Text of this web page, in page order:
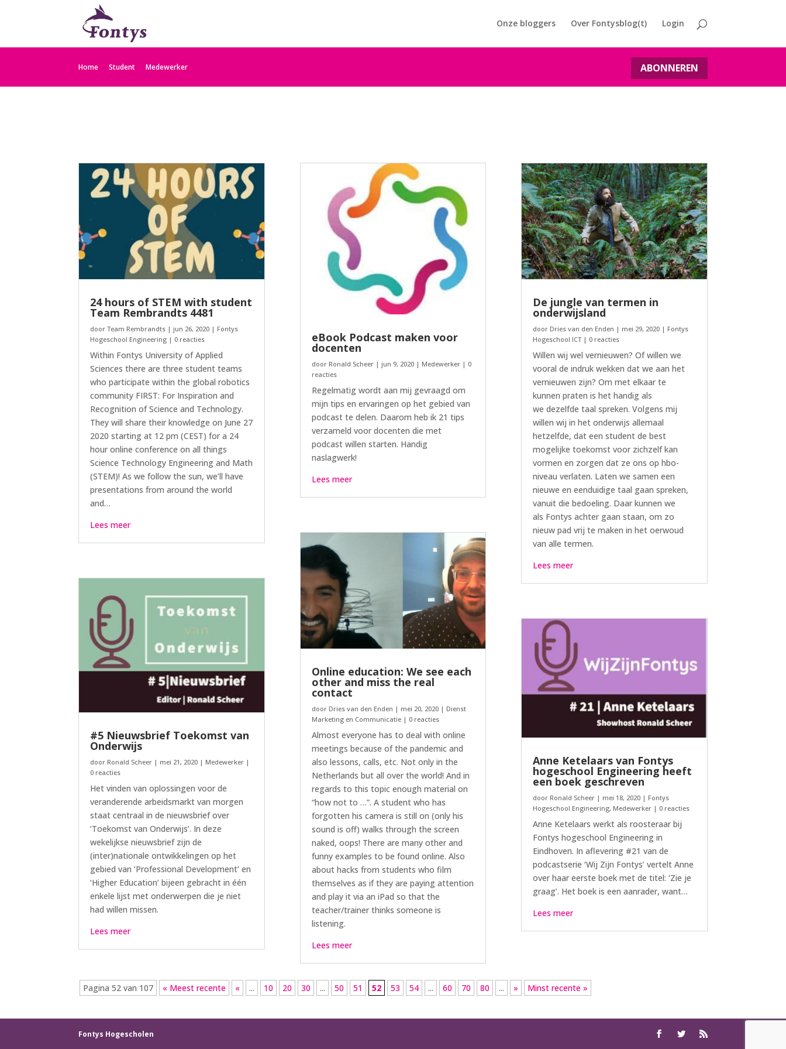
Home Student Medewerker
Onze bloggers Over Fontysblog(t) Login
ABONNEREN
24 hours of STEM with student
Team Rembrandts 4481
doorTeam Rembrandts | jun 26, 2020 | Fontys
Hogeschool Engineering | 0 reacties
Within Fontys University of Applied
Sciences there are three student teams
who participate within the global robotics
community FIRST: For Inspiration and
Recognition of Science and Technology.
They will share their knowledge on June 27
2020 starting at 12 pm (CEST) for a 24
hour online conference on all things
Science Technology Engineering and Math
(STEM)! As we follow the sun, we’ll have
presentations from around the world
and…
Lees meer
#5 Nieuwsbrief Toekomst van
Onderwijs
door Ronald Scheer | mei 21, 2020 | Medewerker |
0 reacties
Het vinden van oplossingen voor de
veranderende arbeidsmarkt van morgen
staat centraal in de nieuwsbrief over
‘Toekomst van Onderwijs’. In deze
wekelijkse nieuwsbrief zijn de
(inter)nationale ontwikkelingen op het
gebied van ‘Professional Development’ en
‘Higher Education’ bijeen gebracht in één
enkele lijst met onderwerpen die je niet
had willen missen.
Lees meer
eBook Podcast maken voor
docenten
door Ronald Scheer| jun 9, 2020| Medewerker| 0
reacties
Regelmatig wordt aan mij gevraagd om
mijn tips en ervaringen op het gebied van
podcast te delen. Daarom heb ik 21 tips
verzameld voor docenten die met
podcast willen starten. Handig
naslagwerk!
Lees meer
Online education: We see each
other and miss the real
contact
door Dries van den Enden | mei 20, 2020| Dienst
Marketing en Communicatie| 0 reacties
Almost everyone has to deal with online
meetings because of the pandemic and
also lessons, calls, etc. Not only in the
Netherlands but all over the world! And in
regards to this topic enough material on
“how not to …”. A student who has
forgotten his camera is still on (only his
sound is off) walks through the screen
naked, oops! There are many other and
funny examples to be found online. Also
about hacks from students who film
themselves as if they are paying attention
and play it via an iPad so that the
teacher/trainer thinks someone is
listening.
Lees meer
De jungle van termen in
onderwijsland
door Dries van den Enden | mei 29, 2020| Fontys
Hogeschool ICT| 0 reacties
Willen wij wel vernieuwen? Of willen we
vooral de indruk wekken dat we aan het
vernieuwen zijn? Om met elkaar te
kunnen praten is het handig als
we dezelfde taal spreken. Volgens mij
willen wij in het onderwijs allemaal
hetzelfde, dat een student de best
mogelijke toekomst voor zichzelf kan
vormen en zorgen dat ze ons op hbo-
niveau verlaten. Laten we samen een
nieuwe en eenduidige taal gaan spreken,
vanuit die bedoeling. Daar kunnen we
als Fontys achter gaan staan, om zo
nieuw pad vrij te maken in het oerwoud
van alle termen.
Lees meer
Anne Ketelaars van Fontys
hogeschool Engineering heeft
een boek geschreven
door Ronald Scheer| mei 18, 2020| Fontys
Hogeschool Engineering, Medewerker| 0 reacties
Anne Ketelaars werkt als roosteraar bij
Fontys hogeschool Engineering in
Eindhoven. In aflevering #21 van de
podcastserie ‘Wij Zijn Fontys’ vertelt Anne
over haar eerste boek met de titel: ‘Zie je
graag’. Het boek is een aanrader, want…
Lees meer
Pagina 52 van 107 « Meest recente « ... 10 20 30 ... 50 51 52 53 54 ... 60 70 80 ... » Minst recente »
Fontys Hogescholen